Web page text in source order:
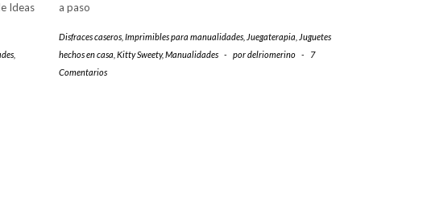
Ideas
a paso
Disfraces caseros Imprimibles para manualidades Juegaterapia Juguetes
hechos en casa Kitty Sweety,Manualidades - pordelriomerino -
7
Comentarios